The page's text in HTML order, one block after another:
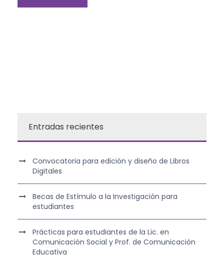
Entradas recientes
Convocatoria para edición y diseño de Libros
Digitales
Becas de Estímulo a la Investigación para
estudiantes
Prácticas para estudiantes de la Lic. en
Comunicación Social y Prof. de Comunicación
Educativa